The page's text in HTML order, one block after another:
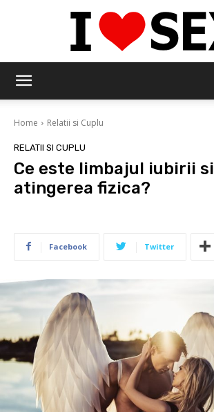
Home Relatii si Cuplu
RELATII SI CUPLU
Ce este limbajul iubirii si
atingerea fizica?
Facebook Twitter